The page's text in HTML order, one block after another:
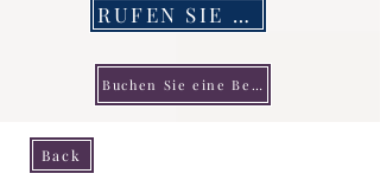
RUFEN SIE UNS AN
Buchen Sie eine Beratung
Back